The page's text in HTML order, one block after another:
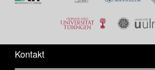
Kontakt